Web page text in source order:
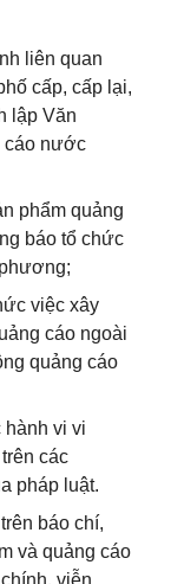
liên quan
cấp, cấp lại,
lập Văn
cáo nước
phẩm quảng
báo tổ chức
việc xây
cáo ngoài
quảng cáo
hành vi vi
các
pháp luật.
báo chí,
và quảng cáo
viễn